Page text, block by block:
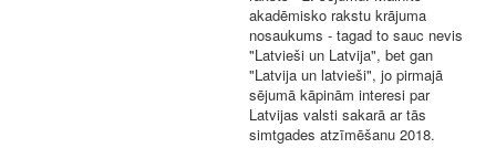
akadēmisko rakstu krājuma
nosaukums - tagad to sauc nevis
"Latvieši un Latvija", bet gan
"Latvija un latvieši", jo pirmajā
sējumā kāpinām interesi par
Latvijas valsti sakarā ar tās
simtgades atzīmēšanu 2018.